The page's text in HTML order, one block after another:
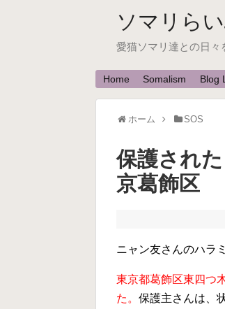
ソマリら
愛猫ソマリ達との日々
Home Somalism Blog
ホーム SOS
保護され
京葛飾区
ニャン友さんのハラ
東京都葛飾区東四つ
た。 保護主さんは、